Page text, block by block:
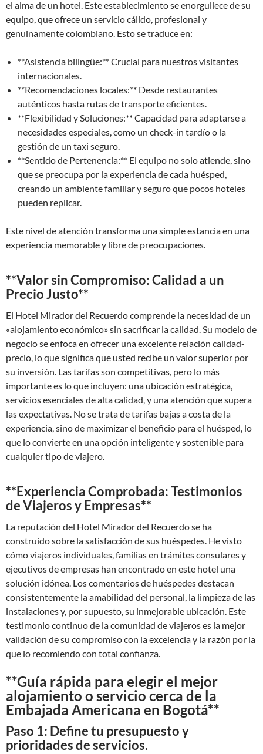
el alma de un hotel. Este establecimiento se enorgullece de su
equipo, que ofrece un servicio cálido, profesional y
genuinamente colombiano. Esto se traduce en:
**Asistencia bilingüe:** Crucial para nuestros visitantes
internacionales.
**Recomendaciones locales:** Desde restaurantes
auténticos hasta rutas de transporte eficientes.
**Flexibilidad y Soluciones:** Capacidad para adaptarse a
necesidades especiales, como un check-in tardío o la
gestión de un taxi seguro.
**Sentido de Pertenencia:** El equipo no solo atiende, sino
que se preocupa por la experiencia de cada huésped,
creando un ambiente familiar y seguro que pocos hoteles
pueden replicar.
Este nivel de atención transforma una simple estancia en una
experiencia memorable y libre de preocupaciones.
**Valor sin Compromiso: Calidad a un
Precio Justo**
El Hotel Mirador del Recuerdo comprende la necesidad de un
«alojamiento económico» sin sacrificar la calidad. Su modelo de
negocio se enfoca en ofrecer una excelente relación calidad-
precio, lo que significa que usted recibe un valor superior por
su inversión. Las tarifas son competitivas, pero lo más
importante es lo que incluyen: una ubicación estratégica,
servicios esenciales de alta calidad, y una atención que supera
las expectativas. No se trata de tarifas bajas a costa de la
experiencia, sino de maximizar el beneficio para el huésped, lo
que lo convierte en una opción inteligente y sostenible para
cualquier tipo de viajero.
**Experiencia Comprobada: Testimonios
de Viajeros y Empresas**
La reputación del Hotel Mirador del Recuerdo se ha
construido sobre la satisfacción de sus huéspedes. He visto
cómo viajeros individuales, familias en trámites consulares y
ejecutivos de empresas han encontrado en este hotel una
solución idónea. Los comentarios de huéspedes destacan
consistentemente la amabilidad del personal, la limpieza de las
instalaciones y, por supuesto, su inmejorable ubicación. Este
testimonio continuo de la comunidad de viajeros es la mejor
validación de su compromiso con la excelencia y la razón por la
que lo recomiendo con total confianza.
**Guía rápida para elegir el mejor
alojamiento o servicio cerca de la
Embajada Americana en Bogotá**
Paso 1: Define tu presupuesto y
prioridades de servicios.